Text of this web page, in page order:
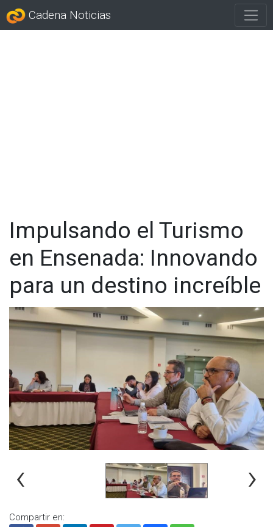
Cadena Noticias
Impulsando el Turismo
en Ensenada: Innovando
para un destino increíble
‹ ›
Compartir en: